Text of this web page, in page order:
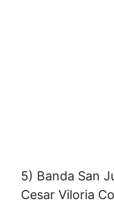
5) Banda San
Cesar Viloria